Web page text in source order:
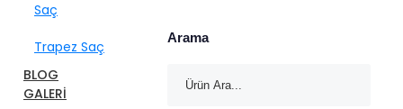
Saç
Trapez Saç
BLOG
GALERİ
Arama